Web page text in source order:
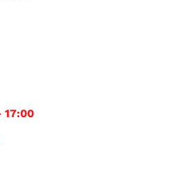
17:00